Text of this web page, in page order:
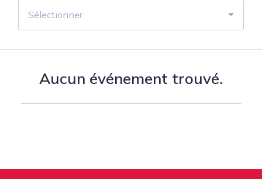
Sélectionner
Aucun événement trouvé.